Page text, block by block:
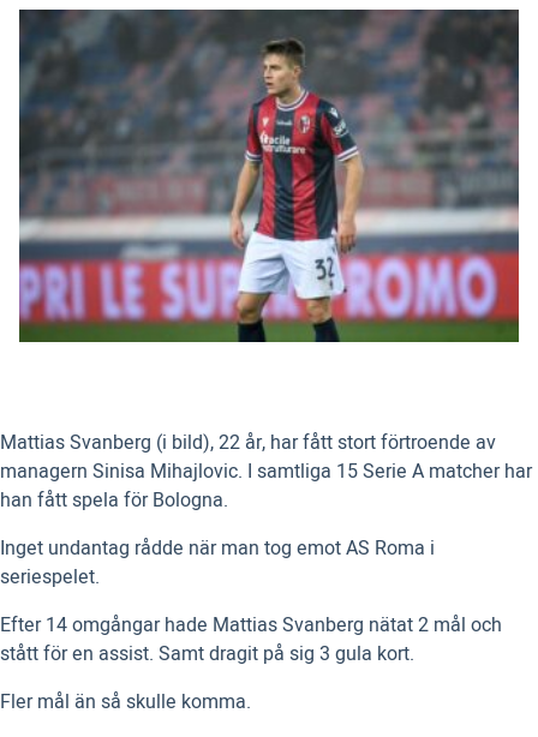
Mattias Svanberg (i bild), 22 år, har fått stort förtroende av
managern Sinisa Mihajlovic. I samtliga 15 Serie A matcher har
han fått spela för Bologna.
Inget undantag rådde när man tog emot AS Roma i
seriespelet.
Efter 14 omgångar hade Mattias Svanberg nätat 2 mål och
stått för en assist. Samt dragit på sig 3 gula kort.
Fler mål än så skulle komma.